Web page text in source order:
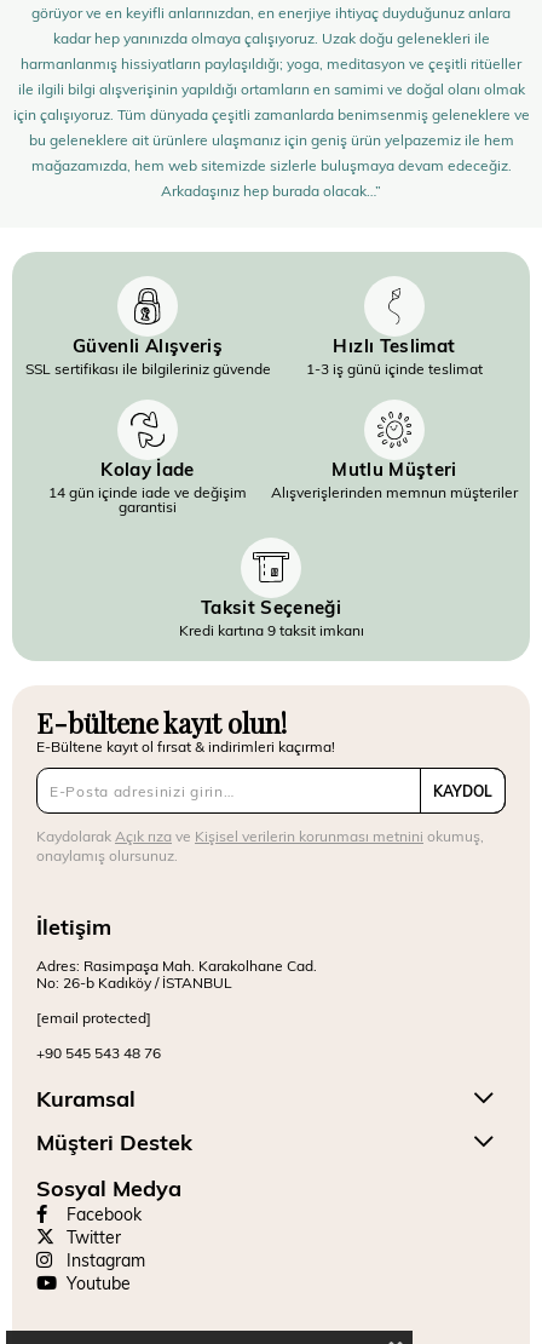
görüyor ve en keyifli anlarınızdan, en enerjiye ihtiyaç duyduğunuz anlara
kadar hep yanınızda olmaya çalışıyoruz. Uzak doğu gelenekleri ile
harmanlanmış hissiyatların paylaşıldığı; yoga, meditasyon ve çeşitli ritüeller
ile ilgili bilgi alışverişinin yapıldığı ortamların en samimi ve doğal olanı olmak
için çalışıyoruz. Tüm dünyada çeşitli zamanlarda benimsenmiş geleneklere ve
bu geleneklere ait ürünlere ulaşmanız için geniş ürün yelpazemiz ile hem
mağazamızda, hem web sitemizde sizlerle buluşmaya devam edeceğiz.
Arkadaşınız hep burada olacak…”
Güvenli Alışveriş
SSL sertifikası ile bilgileriniz güvende
Hızlı Teslimat
1-3 iş günü içinde teslimat
Kolay İade
14 gün içinde iade ve değişim
garantisi
Mutlu Müşteri
Alışverişlerinden memnun müşteriler
Taksit Seçeneği
Kredi kartına 9 taksit imkanı
E-bültene kayıt olun!
E-Bültene kayıt ol fırsat & indirimleri kaçırma!
KAYDOL
Kaydolarak Açık rızave Kişisel verilerin korunması metnini okumuş,
onaylamış olursunuz.
İletişim
Adres: Rasimpaşa Mah. Karakolhane Cad.
No: 26-b Kadıköy / İSTANBUL
[email protected]
+90 545 543 48 76
Kuramsal
Müşteri Destek
Sosyal Medya
Facebook
Twitter
Instagram
Youtube